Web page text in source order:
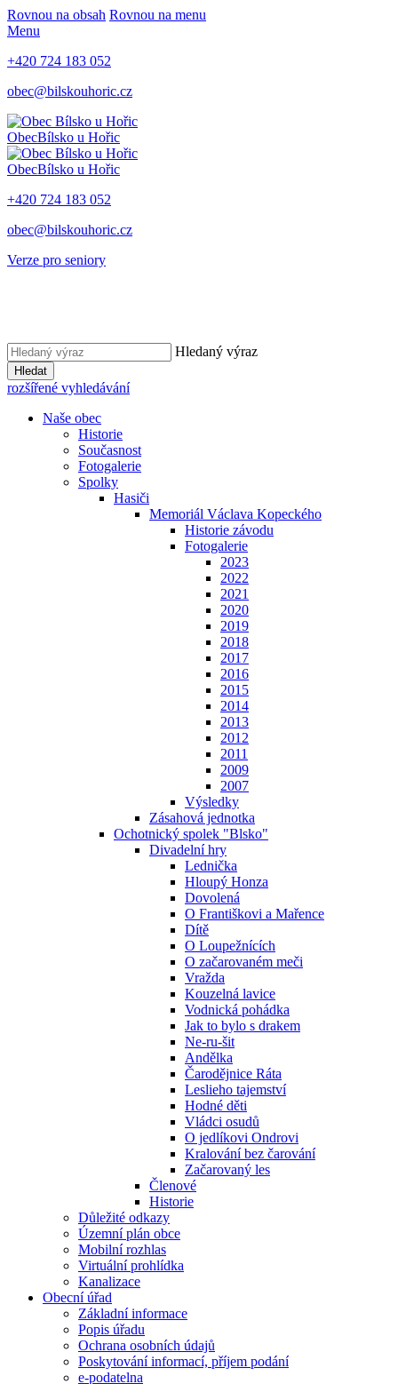
Rovnou na obsah Rovnou na menu
Menu
+420 724 183 052
obec@bilskouhoric.cz
ObecBílsko u Hořic
ObecBílsko u Hořic
+420 724 183 052
obec@bilskouhoric.cz
Verze pro seniory
Hledaný výraz
Hledat
rozšířené vyhledávání
Naše obec
Historie
Současnost
Fotogalerie
Spolky
Hasiči
Memoriál Václava Kopeckého
Historie závodu
Fotogalerie
2023
2022
2021
2020
2019
2018
2017
2016
2015
2014
2013
2012
2011
2009
2007
Výsledky
Zásahová jednotka
Ochotnický spolek "Blsko"
Divadelní hry
Lednička
Hloupý Honza
Dovolená
O Františkovi a Mařence
Dítě
O Loupežnících
O začarovaném meči
Vražda
Kouzelná lavice
Vodnická pohádka
Jak to bylo s drakem
Ne-ru-šit
Andělka
Čarodějnice Ráta
Leslieho tajemství
Hodné děti
Vládci osudů
O jedlíkovi Ondrovi
Kralování bez čarování
Začarovaný les
Členové
Historie
Důležité odkazy
Územní plán obce
Mobilní rozhlas
Virtuální prohlídka
Kanalizace
Obecní úřad
Základní informace
Popis úřadu
Ochrana osobních údajů
Poskytování informací, příjem podání
e-podatelna